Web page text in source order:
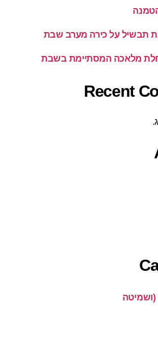
הטמנה
תבשיל על כירה מערב שבת
מלאכה המסתיימת בשבת
Recent
(ושמיטה